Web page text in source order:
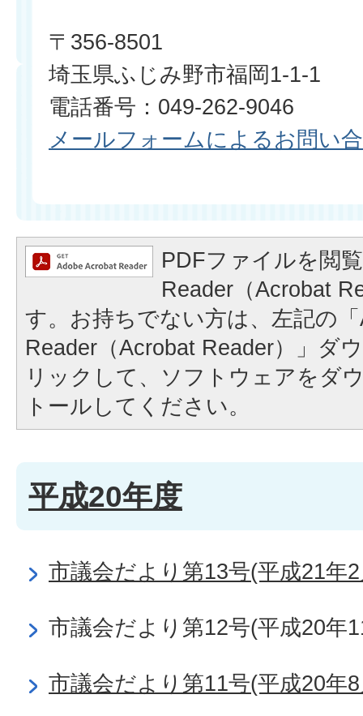
〒356-8501
埼玉県ふじみ野市福岡1-1-1
電話番号：049-262-9046
メールフォームによるお問い
PDFファイルを閲
Reader（Acrobat
す。お持ちでない方は、左記の
Reader（Acrobat Reader）」ダ
リックして、ソフトウェアをダ
トールしてください。
平成20年度
市議会だより第13号(平成21年
市議会だより第12号(平成20年
市議会だより第11号(平成20年